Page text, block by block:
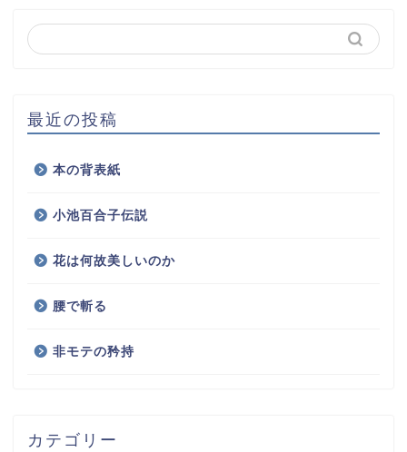
最近の投稿
本の背表紙
小池百合子伝説
花は何故美しいのか
腰で斬る
非モテの矜持
カテゴリー